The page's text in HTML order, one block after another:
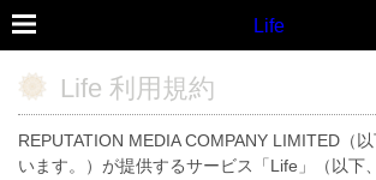
Life
Life 利用規約
REPUTATION MEDIA COMPANY LIMITED（
います。）が提供するサービス「Life」（以下